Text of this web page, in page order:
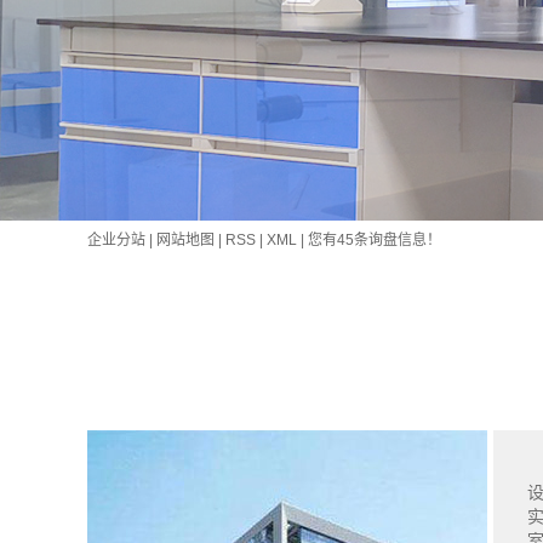
企业分站 网站地图 RSS XML 您有45条询盘信息！